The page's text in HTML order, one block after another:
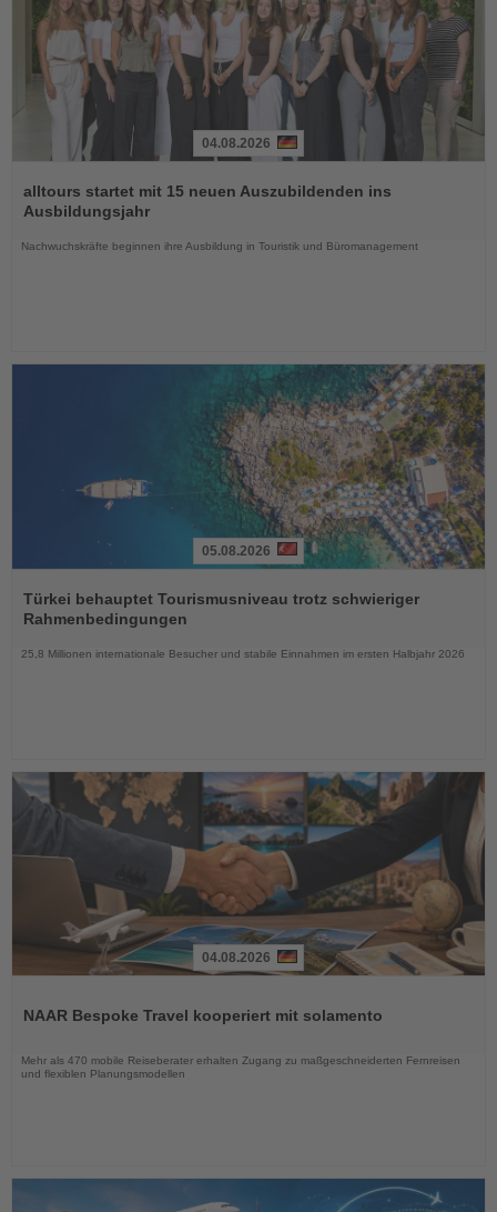
Sie
die
04.08.2026
alltours startet mit 15 neuen Auszubildenden ins
Ausbildungsjahr
Nachwuchskräfte beginnen ihre Ausbildung in Touristik und Büromanagement
Sie
die
05.08.2026
Türkei behauptet Tourismusniveau trotz schwieriger
Rahmenbedingungen
25,8 Millionen internationale Besucher und stabile Einnahmen im ersten Halbjahr 2026
die
04.08.2026
NAAR Bespoke Travel kooperiert mit solamento
Mehr als 470 mobile Reiseberater erhalten Zugang zu maßgeschneiderten Fernreisen
und flexiblen Planungsmodellen